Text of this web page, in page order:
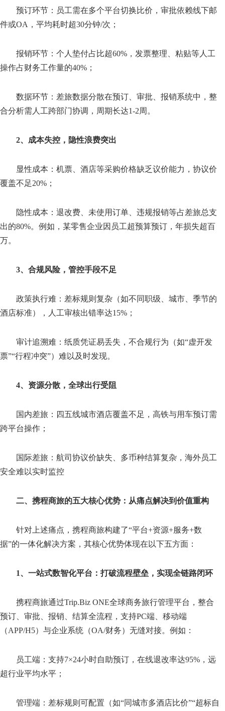
预订环节：员工需在多个平台切换比价，审批依赖线下邮
件或OA，平均耗时超30分钟/次；
报销环节：个人垫付占比超60%，发票整理、粘贴等人工
操作占财务工作量的40%；
数据环节：差旅数据分散在预订、审批、报销系统中，整
合分析需人工跨部门协调，周期长达1-2周。
2、成本失控，隐性浪费突出
显性成本：机票、酒店等采购价格缺乏议价能力，协议价
覆盖不足20%；
隐性成本：退改费、未使用订单、违规报销等占差旅总支
出的80%。例如，某零售企业因员工超预算预订，年损失超百
万。
3、合规风险，管控手段不足
政策执行难：差标规则复杂（如不同职级、城市、季节的
酒店标准），人工审核出错率达15%；
审计追溯难：纸质凭证易丢失，不合规行为（如“虚开发
票”“行程冲突”）难以及时发现。
4、资源分散，全球出行受阻
国内差旅：四五线城市酒店覆盖不足，高铁与用车预订需
跨平台操作；
国际差旅：航司协议价缺失、多币种结算复杂，海外员工
安全难以实时监控
二、携程商旅的五大核心优势：从痛点解决到价值重构
针对上述痛点，携程商旅构建了“平台+资源+服务+数
据”的一体化解决方案，其核心优势体现在以下五方面：
1、一站式数智化平台：打破流程壁垒，实现全链路闭环
携程商旅通过Trip.Biz ONE全球商务旅行管理平台，整合
预订、审批、报销、结算全流程，支持PC端、移动端
（APP/H5）与企业系统（OA/财务）无缝对接。例如：
员工端：支持7×24小时自助预订，在线退改率达95%，远
超行业平均水平；
管理端：差标规则可配置（如“同城市多酒店比价”“超标自